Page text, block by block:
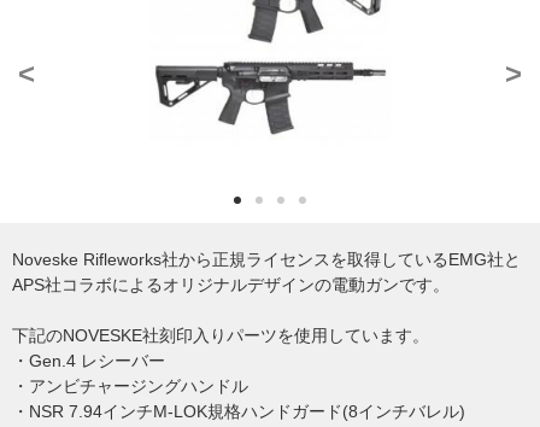
< >
Noveske Rifleworks社から正規ライセンスを取得しているEMG社と
APS社コラボによるオリジナルデザインの電動ガンです。
下記のNOVESKE社刻印入りパーツを使用しています。
・Gen.4 レシーバー
・アンビチャージングハンドル
・NSR 7.94インチM-LOK規格ハンドガード(8インチバレル)